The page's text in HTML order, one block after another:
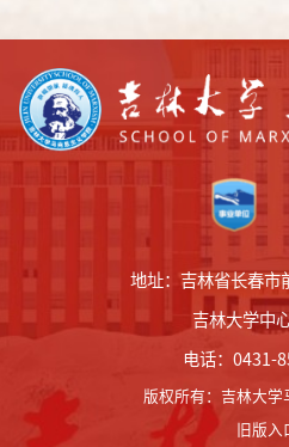
地址：吉林省长春市
吉林大学中心
电话：0431-
版权所有： 吉林大学
旧版入